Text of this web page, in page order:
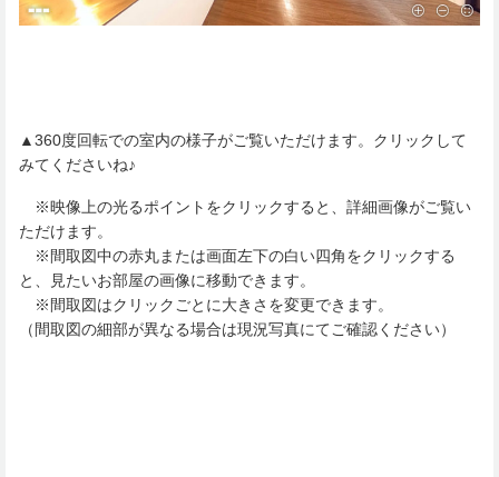
▲360度回転での室内の様子がご覧いただけます。クリックして
みてくださいね♪
※映像上の光るポイントをクリックすると、詳細画像がご覧い
ただけます。
※間取図中の赤丸または画面左下の白い四角をクリックする
と、見たいお部屋の画像に移動できます。
※間取図はクリックごとに大きさを変更できます。
（間取図の細部が異なる場合は現況写真にてご確認ください）